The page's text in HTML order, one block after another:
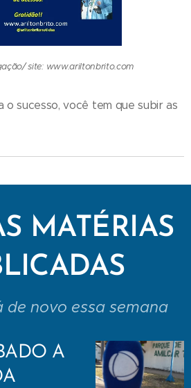
site: www.ariltonbrito.com
o sucesso, você tem que subir as
MATÉRIAS
de novo essa semana
A